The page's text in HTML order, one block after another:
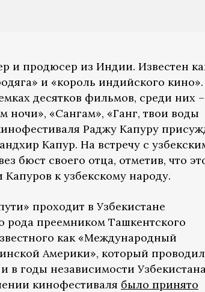
и продюсер из Индии. Известен
и «король индийского кино».
десятков фильмов, среди них –
ночи», «Сангам», «Ганг, твои воды
Раджу Капуру
Капур. На встречу с
бюст своего отца, отметив, что
к узбекскому народу.
проходит в Узбекистане
рода преемником Ташкентского
как «Международный
Америки», который
в годы независимости
кинофестиваля было принято